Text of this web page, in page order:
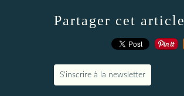
Partager cet article
S'inscrire à la newsletter